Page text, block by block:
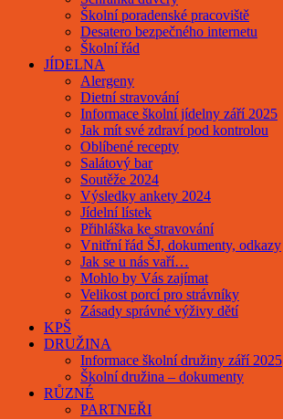
Školní poradenské pracoviště
Desatero bezpečného internetu
Školní řád
JÍDELNA
Alergeny
Dietní stravování
Informace školní jídelny září 2025
Jak mít své zdraví pod kontrolou
Oblíbené recepty
Salátový bar
Soutěže 2024
Výsledky ankety 2024
Jídelní lístek
Přihláška ke stravování
Vnitřní řád ŠJ, dokumenty, odkazy
Jak se u nás vaří…
Mohlo by Vás zajímat
Velikost porcí pro strávníky
Zásady správné výživy dětí
KPŠ
DRUŽINA
Informace školní družiny září 2025
Školní družina – dokumenty
RŮZNÉ
PARTNEŘI